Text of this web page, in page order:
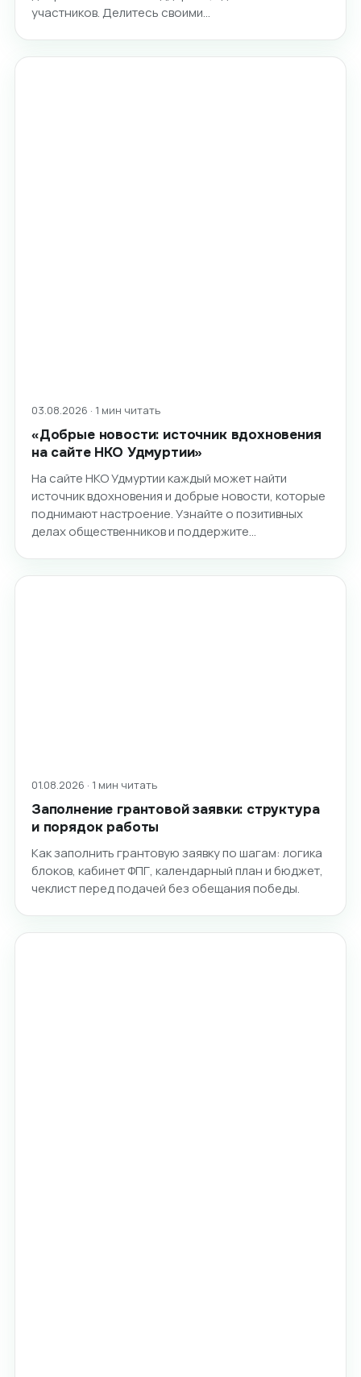
участников. Делитесь своими…
03.08.2026 · 1 мин читать
«Добрые новости: источник вдохновения
на сайте НКО Удмуртии»
На сайте НКО Удмуртии каждый может найти
источник вдохновения и добрые новости, которые
поднимают настроение. Узнайте о позитивных
делах общественников и поддержите…
01.08.2026 · 1 мин читать
Заполнение грантовой заявки: структура
и порядок работы
Как заполнить грантовую заявку по шагам: логика
блоков, кабинет ФПГ, календарный план и бюджет,
чеклист перед подачей без обещания победы.